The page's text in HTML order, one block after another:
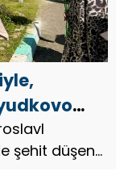
şehit düşen